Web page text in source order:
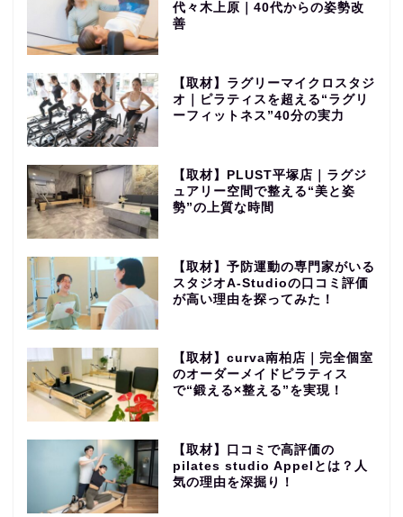
代々木上原｜40代からの姿勢改
善
【取材】ラグリーマイクロスタジ
オ｜ピラティスを超える“ラグリ
ーフィットネス”40分の実力
【取材】PLUST平塚店｜ラグジ
ュアリー空間で整える“美と姿
勢”の上質な時間
【取材】予防運動の専門家がいる
スタジオA-Studioの口コミ評価
が高い理由を探ってみた！
【取材】curva南柏店｜完全個室
のオーダーメイドピラティス
で“鍛える×整える”を実現！
【取材】口コミで高評価の
pilates studio Appelとは？人
気の理由を深掘り！